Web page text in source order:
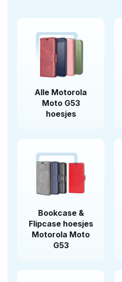
Alle Motorola
Moto G53
hoesjes
Bookcase &
Flipcase hoesjes
Motorola Moto
G53